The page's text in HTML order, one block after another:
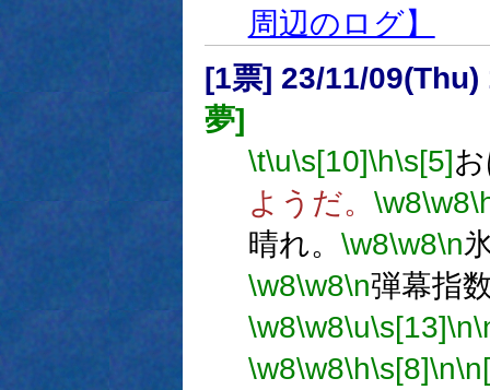
周辺のログ】
[1票] 23/11/
夢]
\t\u\s[10]\h\s[5]
ようだ。 \w8\w8
晴れ。 \w8\w8\n
\w8\w8\n弾幕指
\w8\w8\u\s[13]\n
\w8\w8\h\s[8]\n